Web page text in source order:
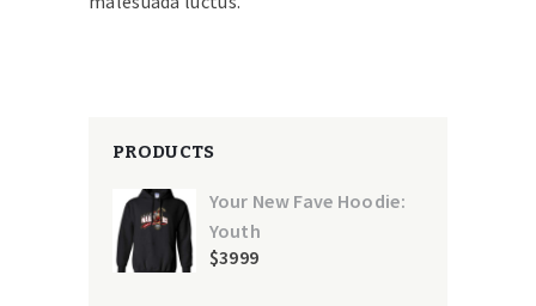
PRODUCTS
Your New Fave Hoodie:
Youth
$3999